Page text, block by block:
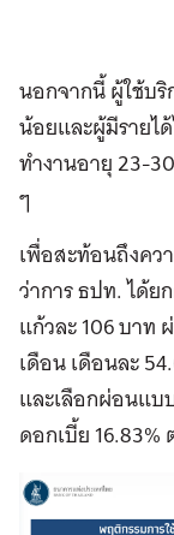
นอกจากนี้ ผู้ใช้บ
น้อยและผู้มีรายไ
ทำงานอายุ 23-
ๆ
เพื่อสะท้อนถึงคว
ว่าการ ธปท. ได้ย
แก้วละ 106 บาท
เดือน เดือนละ
และเลือกผ่อนแบ
ดอกเบี้ย 16.83%